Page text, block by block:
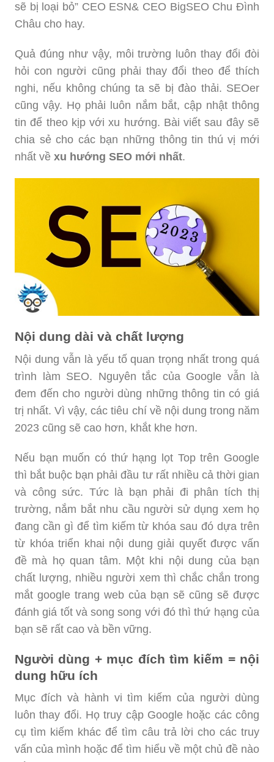
sẽ bị loại bỏ” CEO ESN& CEO BigSEO Chu Đình
Châu cho hay.
Quả đúng như vậy, môi trường luôn thay đổi đòi
hỏi con người cũng phải thay đổi theo để thích
nghi, nếu không chúng ta sẽ bị đào thải. SEOer
cũng vậy. Họ phải luôn nắm bắt, cập nhật thông
tin để theo kịp với xu hướng. Bài viết sau đây sẽ
chia sẻ cho các bạn những thông tin thú vị mới
nhất về xu hướng SEO mới nhất.
Nội dung dài và chất lượng
Nội dung vẫn là yếu tố quan trọng nhất trong quá
trình làm SEO. Nguyên tắc của Google vẫn là
đem đến cho người dùng những thông tin có giá
trị nhất. Vì vậy, các tiêu chí về nội dung trong năm
2023 cũng sẽ cao hơn, khắt khe hơn.
Nếu bạn muốn có thứ hạng lọt Top trên Google
thì bắt buộc bạn phải đầu tư rất nhiều cả thời gian
và công sức. Tức là bạn phải đi phân tích thị
trường, nắm bắt nhu cầu người sử dụng xem họ
đang cần gì để tìm kiếm từ khóa sau đó dựa trên
từ khóa triển khai nội dung giải quyết được vấn
đề mà họ quan tâm. Một khi nội dung của bạn
chất lượng, nhiều người xem thì chắc chắn trong
mắt google trang web của bạn sẽ cũng sẽ được
đánh giá tốt và song song với đó thì thứ hạng của
bạn sẽ rất cao và bền vững.
Người dùng + mục đích tìm kiếm = nội
dung hữu ích
Mục đích và hành vi tìm kiếm của người dùng
luôn thay đổi. Họ truy cập Google hoặc các công
cụ tìm kiếm khác để tìm câu trả lời cho các truy
vấn của mình hoặc để tìm hiểu về một chủ đề nào